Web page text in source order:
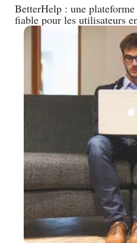
BetterHelp : une
fiable pour les utilisateurs